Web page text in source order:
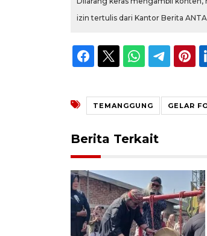
izin tertulis dari Kantor Berita
TEMANGGUNG GELAR
Berita Terkait